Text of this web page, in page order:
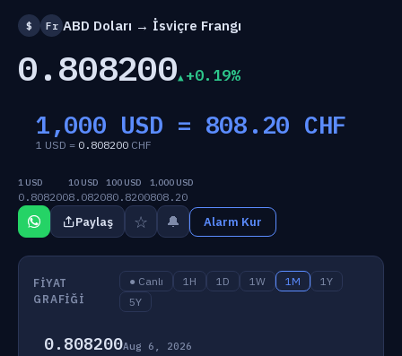
$ Fr ABD Doları → İsviçre Frangı
0.808200 +0.19%
1,000 USD = 808.20 CHF
1 USD = 0.808200 CHF
1 USD
0.808200
10 USD
8.0820
100 USD
80.8200
1,000 USD
808.20
Paylaş ☆ 🔔 Alarm Kur
FIYAT
GRAFIĞI
● Canlı 1H 1D 1W 1M
1Y
5Y
0.808200Aug 6, 2026